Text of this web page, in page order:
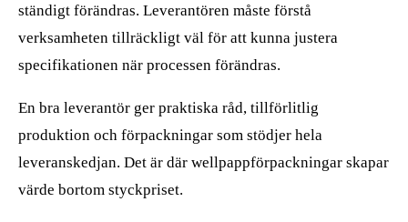
ständigt förändras. Leverantören måste förstå
verksamheten tillräckligt väl för att kunna justera
specifikationen när processen förändras.
En bra leverantör ger praktiska råd, tillförlitlig
produktion och förpackningar som stödjer hela
leveranskedjan. Det är där wellpappförpackningar skapar
värde bortom styckpriset.